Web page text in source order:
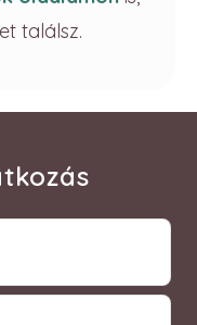
találsz.